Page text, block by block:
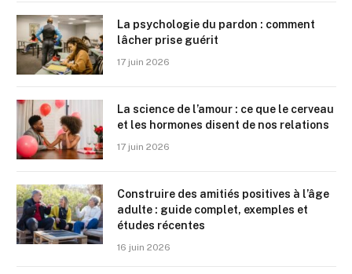
La psychologie du pardon : comment
lâcher prise guérit
17 juin 2026
La science de l’amour : ce que le cerveau
et les hormones disent de nos relations
17 juin 2026
Construire des amitiés positives à l’âge
adulte : guide complet, exemples et
études récentes
16 juin 2026